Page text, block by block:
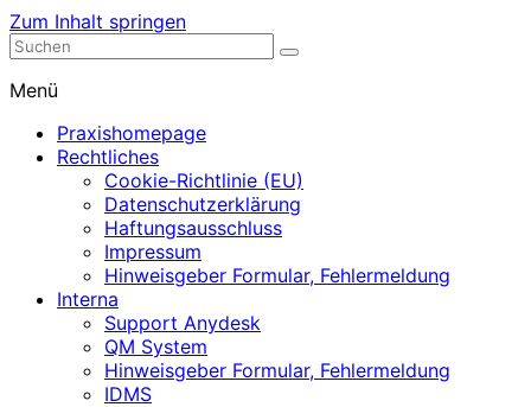
Zum Inhalt springen
Nephrologische Praxis mit Dialyse
Menü
Praxishomepage
Rechtliches
Cookie-Richtlinie (EU)
Datenschutzerklärung
Haftungsausschluss
Impressum
Hinweisgeber Formular, Fehlermeldung
Interna
Support Anydesk
QM System
Hinweisgeber Formular, Fehlermeldung
IDMS